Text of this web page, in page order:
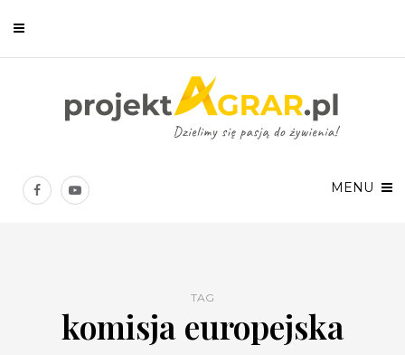
MENU
TAG
komisja europejska
Chcesz być na bieżąco? Zostaw swój e-mail, a raz w tygodniu
prześlemy Ci nasze najlepsze artykuły!
Twoje dane osobowe będą przetwarzane zgodnie zPolityką prywatności